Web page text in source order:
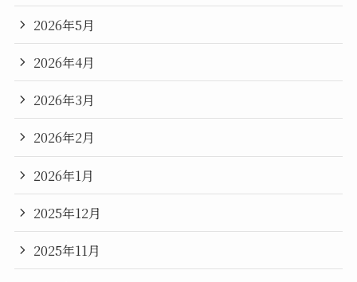
2026年5月
2026年4月
2026年3月
2026年2月
2026年1月
2025年12月
2025年11月